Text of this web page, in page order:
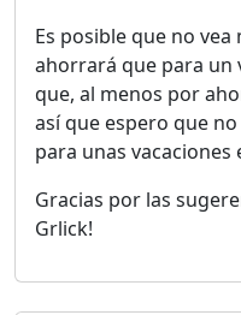
Es posible que no
ahorrará que para un
que, al menos por
así que espero que
para unas vacaciones
Gracias por las
Grlick!